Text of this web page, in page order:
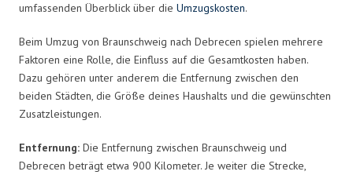
umfassenden Überblick über die Umzugskosten.
Beim Umzug von Braunschweig nach Debrecen spielen mehrere
Faktoren eine Rolle, die Einfluss auf die Gesamtkosten haben.
Dazu gehören unter anderem die Entfernung zwischen den
beiden Städten, die Größe deines Haushalts und die gewünschten
Zusatzleistungen.
Entfernung: Die Entfernung zwischen Braunschweig und
Debrecen beträgt etwa 900 Kilometer. Je weiter die Strecke,